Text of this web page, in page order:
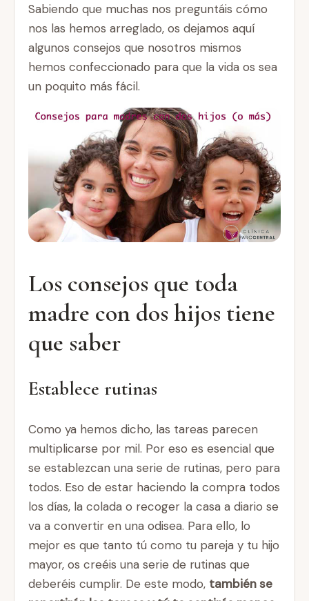
Sabiendo que muchas nos preguntáis cómo
nos las hemos arreglado, os dejamos aquí
algunos consejos que nosotros mismos
hemos confeccionado para que la vida os sea
un poquito más fácil.
Los consejos que toda
madre con dos hijos tiene
que saber
Establece rutinas
Como ya hemos dicho, las tareas parecen
multiplicarse por mil. Por eso es esencial que
se establezcan una serie de rutinas, pero para
todos. Eso de estar haciendo la compra todos
los días, la colada o recoger la casa a diario se
va a convertir en una odisea. Para ello, lo
mejor es que tanto tú como tu pareja y tu hijo
mayor, os creéis una serie de rutinas que
deberéis cumplir. De este modo, también se